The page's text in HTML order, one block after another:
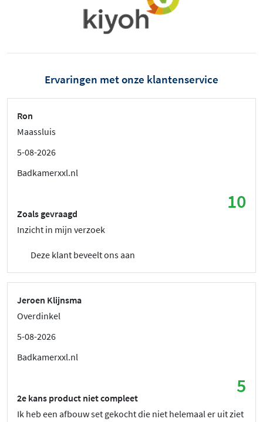
Ervaringen met onze klantenservice
Ron
Maassluis
5-08-2026
Badkamerxxl.nl
10
Zoals gevraagd
Inzicht in mijn verzoek
Deze klant beveelt ons aan
Jeroen Klijnsma
Overdinkel
5-08-2026
Badkamerxxl.nl
5
2e kans product niet compleet
Ik heb een afbouw set gekocht die niet helemaal er uit ziet